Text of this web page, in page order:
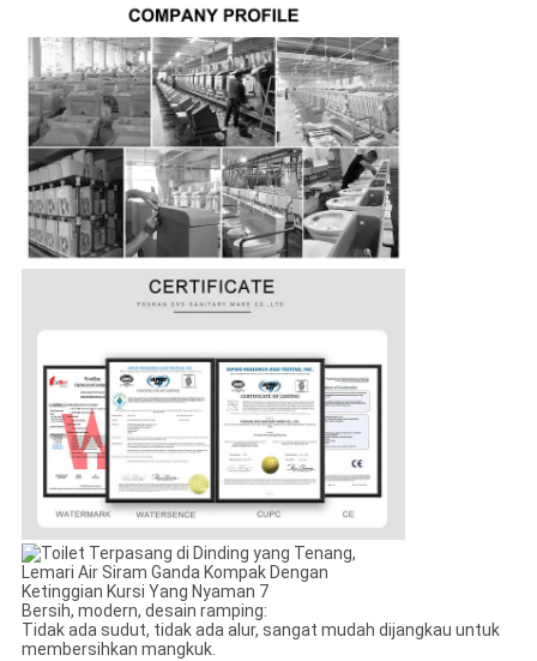
Bersih, modern, desain ramping:
Tidak ada sudut, tidak ada alur, sangat mudah dijangkau untuk
membersihkan mangkuk.